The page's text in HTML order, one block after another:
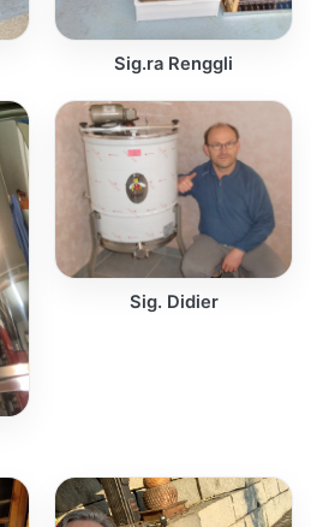
Sig.ra Renggli
Sig. Didier